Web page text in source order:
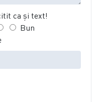
ca şi text!
Bun